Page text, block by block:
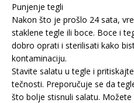
Punjenje tegli
Nakon što je prošlo 24 sata,
staklene tegle ili boce. Boce i
dobro oprati i sterilisati kako
kontaminaciju.
Stavite salatu u tegle i
tečnosti. Preporučuje se da
što bolje stisnuli salatu.